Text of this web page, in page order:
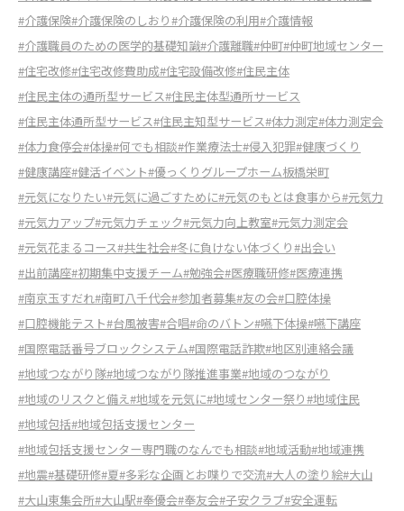
#介護保険#介護保険のしおり#介護保険の利用#介護情報
#介護職員のための医学的基礎知識#介護離職#仲町#仲町地域センター
#住宅改修#住宅改修費助成#住宅設備改修#住民主体
#住民主体の通所型サービス#住民主体型通所サービス
#住民主体通所型サービス#住民主知型サービス#体力測定#体力測定会
#体力食停会#体操#何でも相談#作業療法士#侵入犯罪#健康づくり
#健康講座#健活イベント#優っくりグループホーム板橋栄町
#元気になりたい#元気に過ごすために#元気のもとは食事から#元気力
#元気力アップ#元気力チェック#元気力向上教室#元気力測定会
#元気花まるコース#共生社会#冬に負けない体づくり#出会い
#出前講座#初期集中支援チーム#勉強会#医療職研修#医療連携
#南京玉すだれ#南町八千代会#参加者募集#友の会#口腔体操
#口腔機能テスト#台風被害#合唱#命のバトン#嚥下体操#嚥下講座
#国際電話番号ブロックシステム#国際電話詐欺#地区別連絡会議
#地域つながり隊#地域つながり隊推進事業#地域のつながり
#地域のリスクと備え #地域を元気に#地域センター祭り#地域住民
#地域包括#地域包括支援センター
#地域包括支援センター専門職のなんでも相談#地域活動#地域連携
#地震#基礎研修#夏#多彩な企画とお喋りで交流#大人の塗り絵#大山
#大山東集会所#大山駅#奉優会#奉友会#子安クラブ#安全運転